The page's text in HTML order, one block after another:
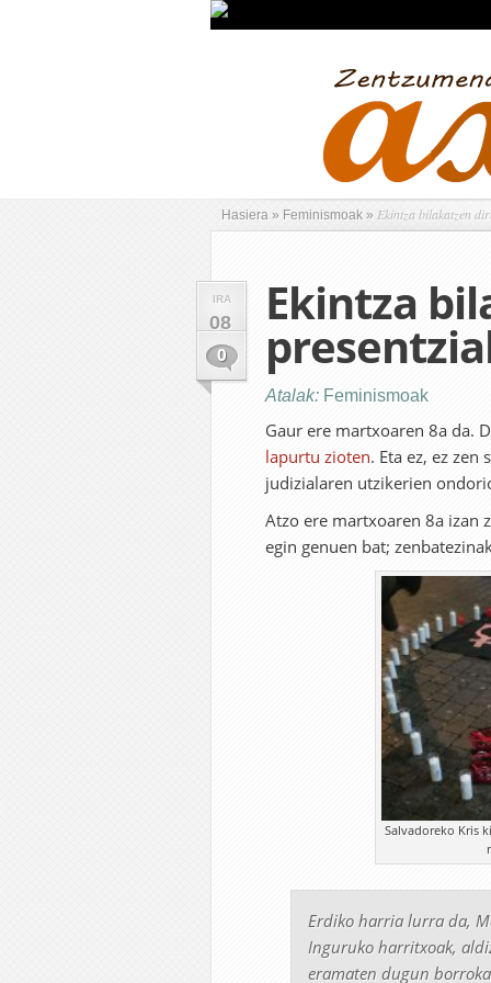
Hasiera » Feminismoak » Ekintza bilakatzen
IRA
08
0
Ekintza
Atalak: Feminismoak
Gaur ere martxoaren 8a da.
lapurtu zioten. Eta ez, ez zen
judizialaren utzikerien
Atzo ere martxoaren 8a izan
egin genuen bat;
Salvadoreko Kris
Erdiko harria lurra da,
Inguruko harritxoak,
eramaten dugun